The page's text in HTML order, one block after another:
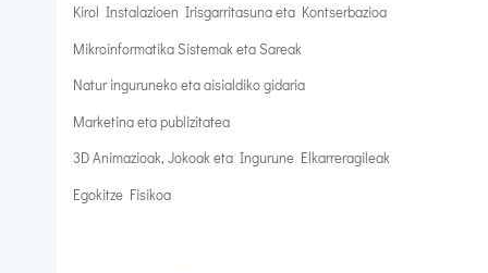
Kirol Instalazioen Irisgarritasuna eta Kontserbazioa
Mikroinformatika Sistemak eta Sareak
Natur inguruneko eta aisialdiko gidaria
Marketina eta publizitatea
3D Animazioak, Jokoak eta Ingurune Elkarreragileak
Egokitze Fisikoa